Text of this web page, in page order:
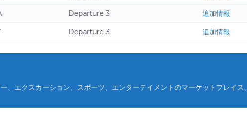
Departure 3 追加情報
Departure 3 追加情報
、エクスカーション、スポーツ、エンターテイメントのマーケットプレイス。